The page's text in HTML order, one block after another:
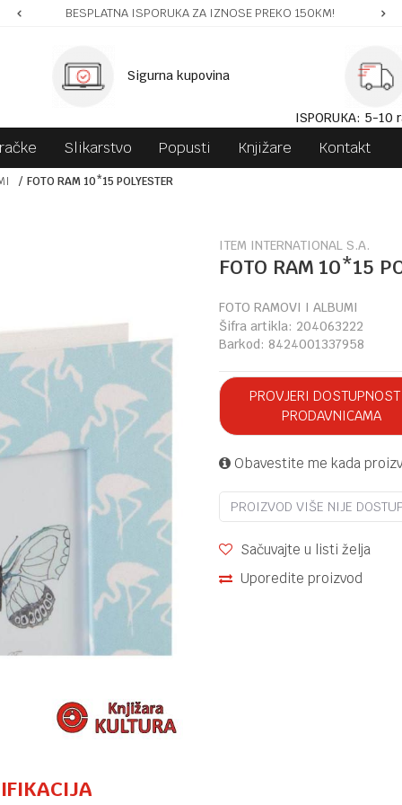
BESPLATNA ISPORUKA ZA IZNOSE PREKO 150KM!
Sigurna kupovina
ISPORUKA: 5-10
Slikarstvo Popusti Knjižare Kontakt
FOTO RAM 10*15 POLYESTER
ITEM INTERNATIONAL S.A.
FOTO RAM 10*15
FOTO RAMOVI I ALBUMI
Šifra artikla: 204063222
Barkod: 8424001337958
PROVJERI
PRODAVNICAMA
Obavestite me kada
PROIZVOD VIŠE NIJE
Sačuvajte u listi želja
Uporedite proizvod